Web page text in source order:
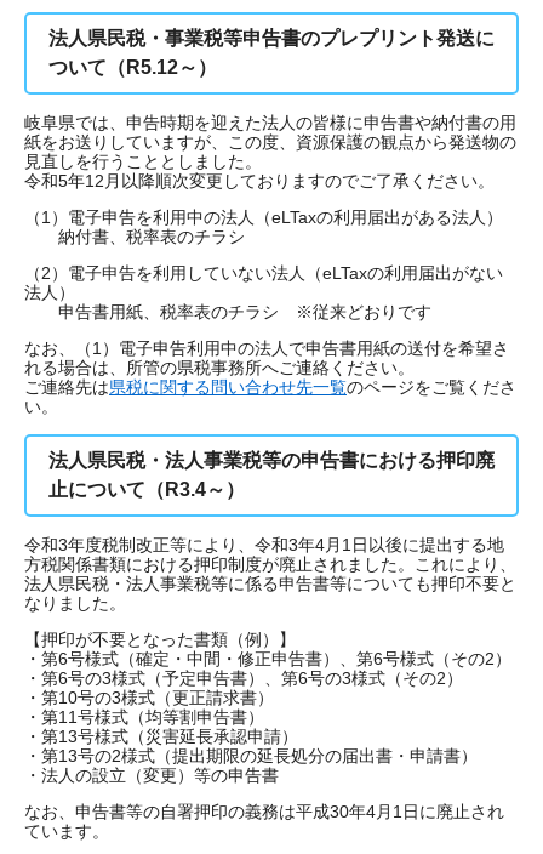
法人県民税・事業税等申告書のプレプリント発送に
ついて（R5.12～）
岐阜県では、申告時期を迎えた法人の皆様に申告書や納付書の用
紙をお送りしていますが、この度、資源保護の観点から発送物の
見直しを行うこととしました。
令和5年12月以降順次変更しておりますのでご了承ください。
（1）電子申告を利用中の法人（eLTaxの利用届出がある法人）
納付書、税率表のチラシ
（2）電子申告を利用していない法人（eLTaxの利用届出がない
法人）
申告書用紙、税率表のチラシ ※従来どおりです
なお、（1）電子申告利用中の法人で申告書用紙の送付を希望さ
れる場合は、所管の県税事務所へご連絡ください。
ご連絡先は県税に関する問い合わせ先一覧のページをご覧くださ
い。
法人県民税・法人事業税等の申告書における押印廃
止について（R3.4～）
令和3年度税制改正等により、令和3年4月1日以後に提出する地
方税関係書類における押印制度が廃止されました。これにより、
法人県民税・法人事業税等に係る申告書等についても押印不要と
なりました。
【押印が不要となった書類（例）】
・第6号様式（確定・中間・修正申告書）、第6号様式（その2）
・第6号の3様式（予定申告書）、第6号の3様式（その2）
・第10号の3様式（更正請求書）
・第11号様式（均等割申告書）
・第13号様式（災害延長承認申請）
・第13号の2様式（提出期限の延長処分の届出書・申請書）
・法人の設立（変更）等の申告書
なお、申告書等の自署押印の義務は平成30年4月1日に廃止され
ています。